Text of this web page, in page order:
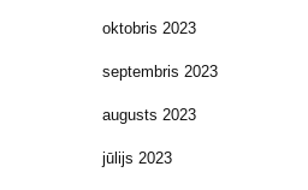
oktobris 2023
septembris 2023
augusts 2023
jūlijs 2023